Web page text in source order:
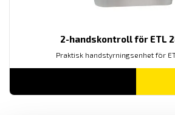
2-handskontroll för ETL
Praktisk handstyrningsenhet för